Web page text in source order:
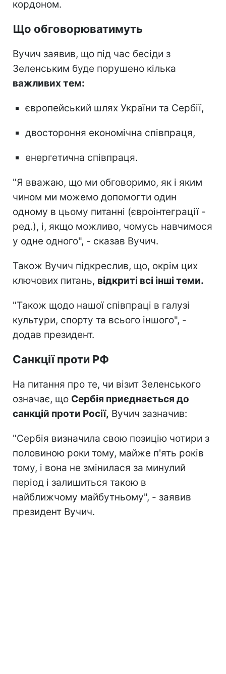
кордоном.
Що обговорюватимуть
Вучич заявив, що під час бесіди з
Зеленським буде порушено кілька
важливих тем:
європейський шлях України та Сербії,
двостороння економічна співпраця,
енергетична співпраця.
"Я вважаю, що ми обговоримо, як і яким
чином ми можемо допомогти один
одному в цьому питанні (євроінтеграції -
ред.), і, якщо можливо, чомусь навчимося
у одне одного", - сказав Вучич.
Також Вучич підкреслив, що, окрім цих
ключових питань, відкриті всі інші теми.
"Також щодо нашої співпраці в галузі
культури, спорту та всього іншого", -
додав президент.
Санкції проти РФ
На питання про те, чи візит Зеленського
означає, що Сербія приєднається до
санкцій проти Росії, Вучич зазначив:
"Сербія визначила свою позицію чотири з
половиною роки тому, майже п'ять років
тому, і вона не змінилася за минулий
період і залишиться такою в
найближчому майбутньому", - заявив
президент Вучич.